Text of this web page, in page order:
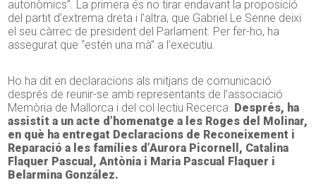
autonòmics”. La primera és no tirar endavant la proposició
del partit d’extrema dreta i l’altra, que Gabriel Le Senne deixi
el seu càrrec de president del Parlament. Per fer-ho, ha
assegurat que “estén una mà” a l’executiu.
Ho ha dit en declaracions als mitjans de comunicació
després de reunir-se amb representants de l’associació
Memòria de Mallorca i del col·lectiu Recerca. Després, ha
assistit a un acte d’homenatge a les Roges del Molinar,
en què ha entregat Declaracions de Reconeixement i
Reparació a les famílies d’Aurora Picornell, Catalina
Flaquer Pascual, Antònia i Maria Pascual Flaquer i
Belarmina González.